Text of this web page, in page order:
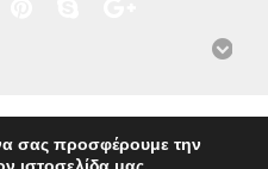
Φωτογραφίες
Επικοινωνία
σας προσφέρουμε την